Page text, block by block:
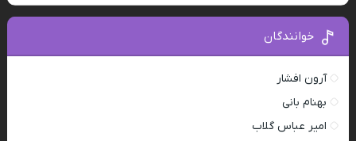
خوانندگان
آرون افشار
بهنام بانی
امیر عباس گلاب